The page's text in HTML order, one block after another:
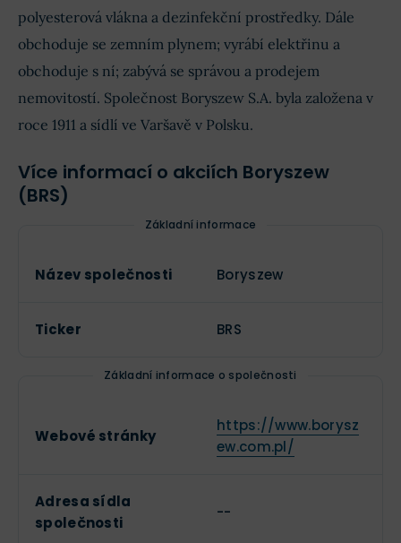
polyesterová vlákna a dezinfekční prostředky. Dále
obchoduje se zemním plynem; vyrábí elektřinu a
obchoduje s ní; zabývá se správou a prodejem
nemovitostí. Společnost Boryszew S.A. byla založena v
roce 1911 a sídlí ve Varšavě v Polsku.
Více informací o akciích Boryszew
(BRS)
Základní informace
Název společnosti Boryszew
Ticker BRS
Základní informace o společnosti
Webové stránky
https://www.borysz
ew.com.pl/
Adresa sídla
společnosti
--